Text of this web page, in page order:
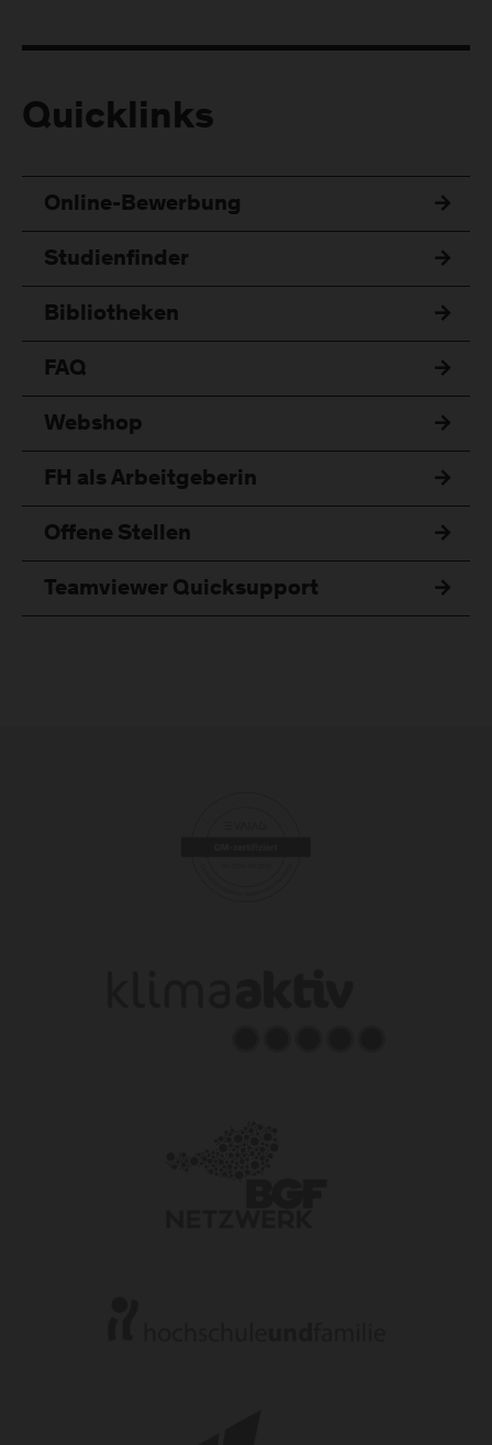
Quicklinks
Online-Bewerbung
Studienfinder
Bibliotheken
FAQ
Webshop
FH als Arbeitgeberin
Offene Stellen
Teamviewer Quicksupport